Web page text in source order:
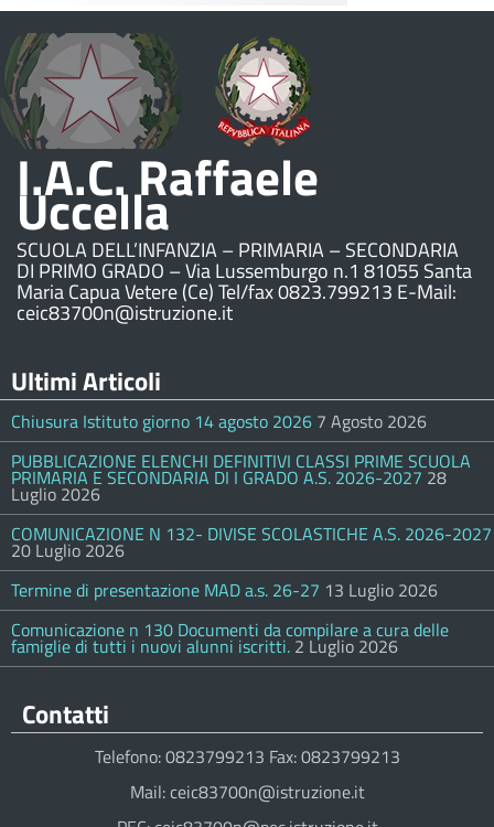
I.A.C. Raffaele
Uccella
SCUOLA DELL’INFANZIA – PRIMARIA – SECONDARIA
DI PRIMO GRADO – Via Lussemburgo n.1 81055 Santa
Maria Capua Vetere (Ce) Tel/fax 0823.799213 E-Mail:
ceic83700n@istruzione.it
Ultimi Articoli
Chiusura Istituto giorno 14 agosto 2026 7 Agosto 2026
PUBBLICAZIONE ELENCHI DEFINITIVI CLASSI PRIME SCUOLA
PRIMARIA E SECONDARIA DI I GRADO A.S. 2026-2027 28
Luglio 2026
COMUNICAZIONE N 132- DIVISE SCOLASTICHE A.S. 2026-2027
20 Luglio 2026
Termine di presentazione MAD a.s. 26-27 13 Luglio 2026
Comunicazione n 130 Documenti da compilare a cura delle
famiglie di tutti i nuovi alunni iscritti. 2 Luglio 2026
Contatti
Telefono: 0823799213 Fax: 0823799213
Mail: ceic83700n@istruzione.it